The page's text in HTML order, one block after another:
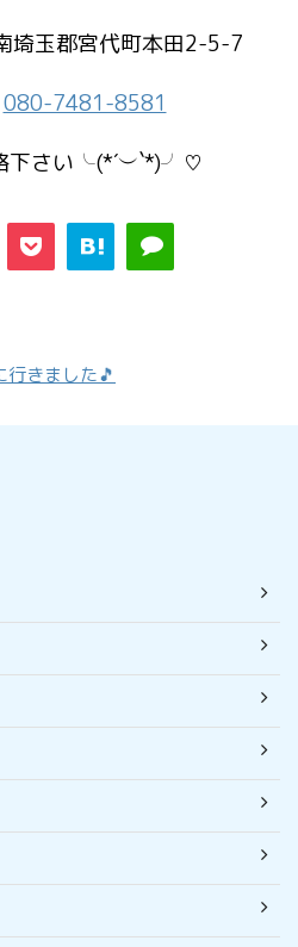
埼玉郡宮代町本田2-5-7
080-7481-8581
下さい╰(*´︶`*)╯♡
行きました🎵